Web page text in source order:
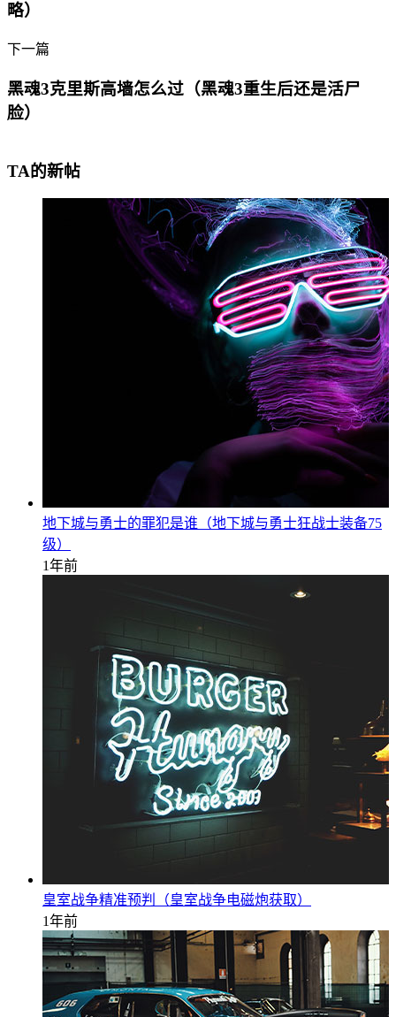
略）
下一篇
黑魂3克里斯高墙怎么过（黑魂3重生后还是活尸
脸）
TA的新帖
地下城与勇士的罪犯是谁（地下城与勇士狂战士装备75
级）
1年前
皇室战争精准预判（皇室战争电磁炮获取）
1年前